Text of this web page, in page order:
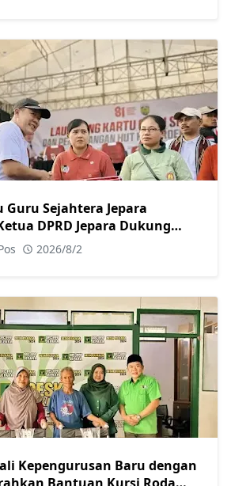
Sejahtera Jepara
DPRD Jepara Dukung
2026/8/2
Kepengurusan Baru dengan